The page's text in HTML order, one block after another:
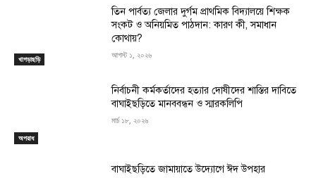
খাগড়াছড়ি
তিন পার্বত্য জেলার দুর্গম প্রাথমিক বিদ্যালয়ে শিক্ষক
সংকট ও অনিয়মিত পাঠদান: কারণ কী, সমাধান
কোথায়?
আগস্ট ১, ২০২৬
অপরাধ
নির্বাচনী কর্মকর্তাদের হত্যার দোষীদের শাস্তির দাবিতে
বাঘাইছড়িতে মানববন্ধন ও স্মারকলিপি
মার্চ ১৮, ২০২৬
বাঘাইছড়িতে জামায়াতে উদ্যোগে ঈদ উপহার